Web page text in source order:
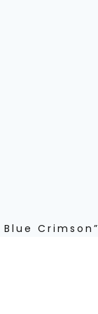
Crimson”